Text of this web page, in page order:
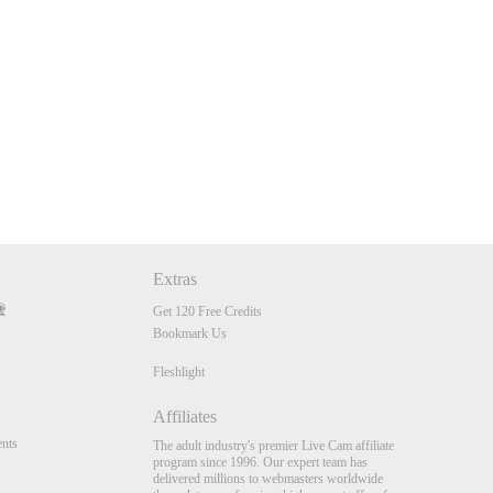
Extras
Get 120 Free Credits
Bookmark Us
Fleshlight
Affiliates
The adult industry's premier Live Cam affiliate
program since 1996. Our expert team has
delivered millions to webmasters worldwide